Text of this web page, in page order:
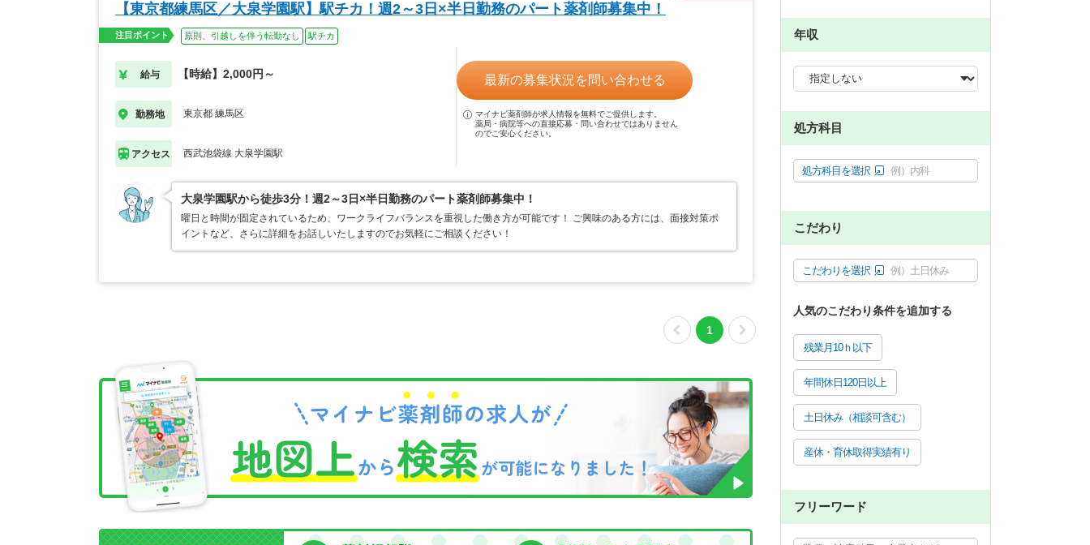
【東京都練馬区／大泉学園駅】駅チカ！週2～3日×半日勤務のパート薬剤師募集中！
注目ポイント 原則、引越しを伴う転勤なし 駅チカ
給与 【時給】2,000円～
勤務地 東京都 練馬区
アクセス 西武池袋線 大泉学園駅
最新の募集状況を問い合わせる
マイナビ薬剤師が求人情報を無料でご提供します。
薬局・病院等への直接応募・問い合わせではありません
のでご安心ください。
大泉学園駅から徒歩3分！週2～3日×半日勤務のパート薬剤師募集中！
曜日と時間が固定されているため、ワークライフバランスを重視した働き方が可能です！ ご興味のある方には、面接対策ポ
イントなど、さらに詳細をお話しいたしますのでお気軽にご相談ください！
1
年収
処方科目
処方科目を選択 例）内科
こだわり
こだわりを選択 例）土日休み
人気のこだわり条件を追加する
残業月10ｈ以下
年間休日120日以上
土日休み（相談可含む）
産休・育休取得実績有り
フリーワード